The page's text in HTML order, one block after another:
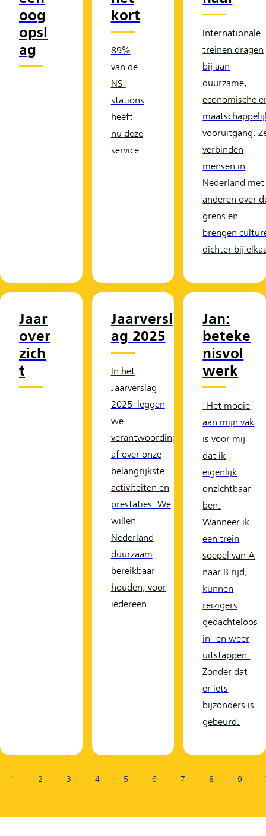
oog
opsl
ag
kort
89%
van de
NS-
stations
heeft
nu deze
service
Internationale
treinen dragen
bij aan
duurzame,
economische
vooruitgang.
verbinden
mensen in
Nederland met
anderen over
grens en
brengen
dichter bij
Jaar
over
zich
t
Jaarversl
ag 2025
In het
Jaarverslag
2025 leggen
we
verantwoording
af over onze
belangrijkste
activiteiten en
prestaties. We
willen
Nederland
duurzaam
bereikbaar
houden, voor
iedereen.
Jan:
beteke
nisvol
werk
"Het mooie
aan mijn vak
is voor mij
dat ik
eigenlijk
onzichtbaar
ben.
Wanneer ik
een trein
soepel van A
naar B rijd,
kunnen
reizigers
gedachteloos
in- en weer
uitstappen.
Zonder dat
er iets
bijzonders is
gebeurd.
1 2 3 4 5 6 7 8 9